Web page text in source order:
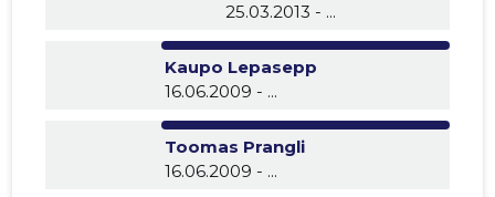
25.03.2013 - ...
Kaupo Lepasepp
16.06.2009 - ...
Toomas Prangli
16.06.2009 - ...